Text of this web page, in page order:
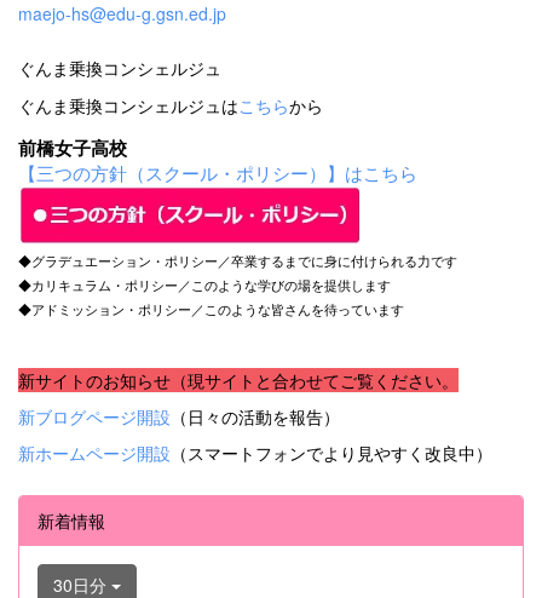
maejo-hs@edu-g.gsn.ed.jp
ぐんま乗換コンシェルジュ
ぐんま乗換コンシェルジュはこちらから
前橋女子高校
【三つの方針（スクール・ポリシー）】はこちら
◆グラデュエーション・ポリシー／卒業するまでに身に付けられる力です
◆カリキュラム・ポリシー／このような学びの場を提供します
◆アドミッション・ポリシー／このような皆さんを待っています
新サイトのお知らせ（現サイトと合わせてご覧ください。
新ブログページ開設 （日々の活動を報告）
新ホームページ開設 （スマートフォンでより見やすく改良中）
新着情報
30日分